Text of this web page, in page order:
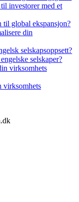
investorer med et
til global ekspansjon?
din
selskapsoppsett?
selskaper?
virksomhets
virksomhets